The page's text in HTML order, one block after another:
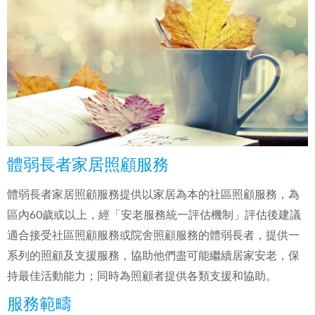
體弱長者家居照顧服務
體弱長者家居照顧服務提供以家居為本的社區照顧服務，為
區內60歲或以上，經「安老服務統一評估機制」評估後建議
適合接受社區照顧服務或院舍照顧服務的體弱長者，提供一
系列的照顧及支援服務，協助他們盡可能繼續居家安老，保
持最佳活動能力；同時為照顧者提供各類支援和協助。
服務範疇